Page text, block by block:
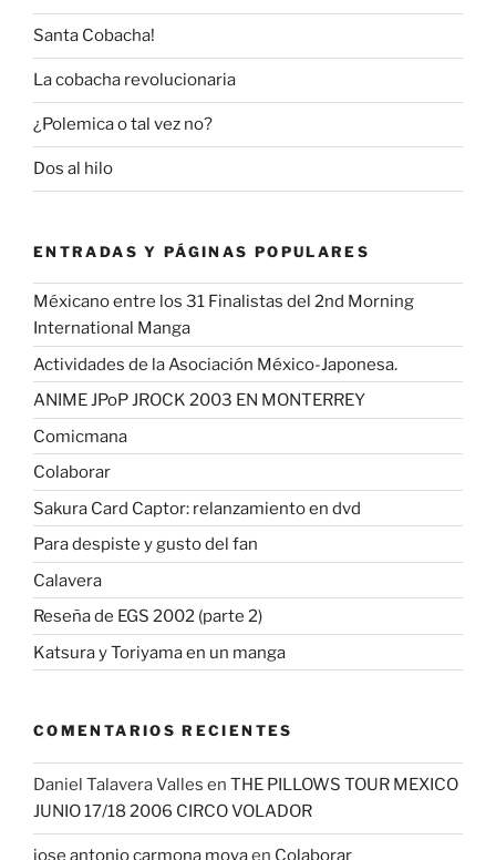
Santa Cobacha!
La cobacha revolucionaria
¿Polemica o tal vez no?
Dos al hilo
ENTRADAS Y PÁGINAS POPULARES
Méxicano entre los 31 Finalistas del 2nd Morning
International Manga
Actividades de la Asociación México-Japonesa.
ANIME JPoP JROCK 2003 EN MONTERREY
Comicmana
Colaborar
Sakura Card Captor: relanzamiento en dvd
Para despiste y gusto del fan
Calavera
Reseña de EGS 2002 (parte 2)
Katsura y Toriyama en un manga
COMENTARIOS RECIENTES
Daniel Talavera Valles en THE PILLOWS TOUR MEXICO
JUNIO 17/18 2006 CIRCO VOLADOR
jose antonio carmona moyaen Colaborar